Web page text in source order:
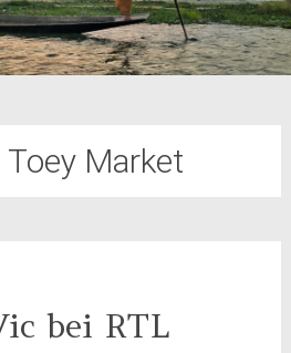
Toey Market
bei RTL